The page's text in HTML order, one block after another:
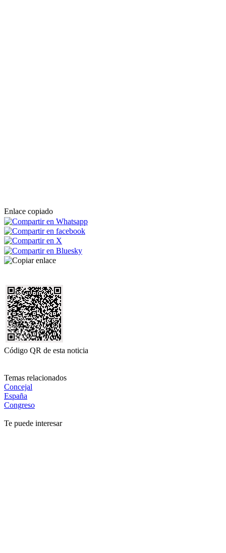
Enlace copiado
Código QR de esta noticia
Temas relacionados
Concejal
España
Congreso
Te puede interesar